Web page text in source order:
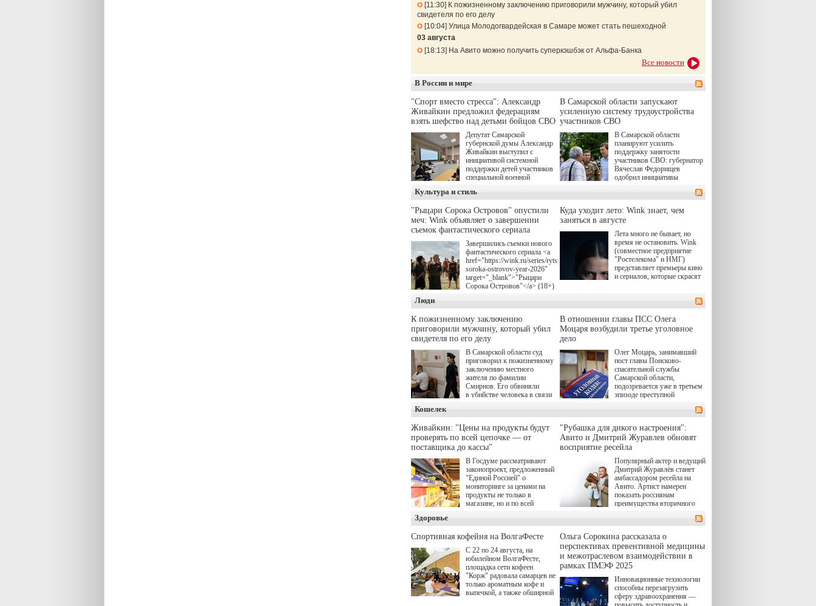
11:30 К пожизненному заключению приговорили мужчину, который убил
свидетеля по его делу
10:04 Улица Молодогвардейская в Самаре может стать пешеходной
03 августа
18:13
На Авито можно получить суперкэшбэк от Альфа-Банка
Все новости
В России и мире
"Спорт вместо стресса": Александр
Живайкин предложил федерациям
взять шефство над детьми бойцов СВО
Депутат Самарской
губернской думы Александр
Живайкин выступил с
инициативой системной
поддержки детей участников
специальной военной
секции. Он озвучил ее на
"Помощь фронту и семьям
участников СВО", которая
прошла в Отрадном 7
В Самарской области запускают
усиленную систему трудоустройства
участников СВО
В Самарской области
планируют усилить
поддержку занятости
участников СВО: губернатор
Вячеслав Федорищев
одобрил инициативы
направленные на
трудоустройство и более
мирной жизни.
Культура и стиль
"Рыцари Сорока Островов" опустили
меч: Wink объявляет о завершении
съемок фантастического сериала
Завершились съемки нового
фантастического сериала <a
href="https://wink.ru/series/rytsari-
soroka-ostrovov-year-2026"
target="_blank">"Рыцари
Сорока Островов"</a> (18+)
мотивам одноименного
романа Сергея Лукьяненко.
Главные роли в проекте
исполнили Артем Кошман,
Полина Гухман, Вероника
Устимова, Олег Савостюк,
Святослав Рогожан, Кузьма
Котрелёв, Никита
Кологривый, Елисей
Чучилин, Александра
Дмитрий Куличков и Юлия
Волкова в роли родителей.
Режиссер-постановщик
проекта — Егор Чичканов
(сериалы "Комбинация", "И
снова здравствуйте!").
Куда уходит лето: Wink знает, чем
заняться в августе
Лета много не бывает, но
время не остановить. Wink
(совместное предприятие
"Ростелекома" и НМГ)
представляет премьеры кино
и сериалов, которые скрасят
href="https://wink.ru/series/kholod-
year-2026"
target="_blank">"Холод"</a>
(18+) останется только на
четвергам продолжат
выходить новые эпизоды
сериала, в котором
беспощадным возмездием в
духе графа Монте-Кристо
занимается наша
Люди
К пожизненному заключению
приговорили мужчину, который убил
свидетеля по его делу
В Самарской области суд
приговорил к пожизненному
заключению местного
жителя по фамилии
Смирнов. Его обвиняли
в убийстве человека в связи
В отношении главы ПСС Олега
Моцаря возбудили третье уголовное
дело
Олег Моцарь, занимавший
пост главы Поисково-
спасательной службы
Самарской области,
подозревается уже в третьем
эпизоде преступной
а сам он находится в СИЗО.
Кошелек
Живайкин: "Цены на продукты будут
проверять по всей цепочке — от
поставщика до кассы"
В Госдуме рассматривают
законопроект, предложенный
"Единой Россией" о
мониторинге за ценами на
продукты не только в
магазине, но и по всей
понятно, где именно цена
"поехала" вверх и кто её
разогнал.
"Рубашка для дикого настроения":
Авито и Дмитрий Журавлев обновят
восприятие ресейла
Популярный актер и ведущий
Дмитрий Журавлёв станет
амбассадором ресейла на
Авито. Артист намерен
показать россиянам
преимущества вторичного
товаров с историей нормой
человека.
Здоровье
Спортивная кофейня на ВолгаФесте
С 22 по 24 августа, на
юбилейном ВолгаФесте,
площадка сети кофеен
"Корж" радовала самарцев не
только ароматным кофе и
выпечкой, а также обширной
Ольга Сорокина рассказала о
перспективах превентивной медицины
и межотраслевом взаимодействии в
рамках ПМЭФ 2025
Инновационные технологии
способны перезагрузить
сферу здравоохранения —